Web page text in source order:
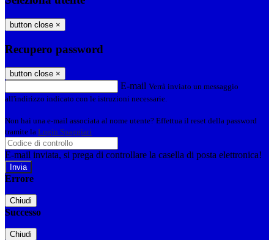
button close ×
Recupero password
button close ×
E-mail Verrà inviato un messaggio
all'indirizzo indicato con le istruzioni necessarie.
Non hai una e-mail associata al nome utente? Effettua il reset della password
tramite la Login Spaggiari
E-mail inviata, si prega di controllare la casella di posta elettronica!
Errore
Chiudi
Successo
Chiudi